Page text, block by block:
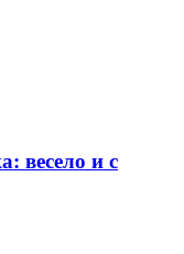
весело и с